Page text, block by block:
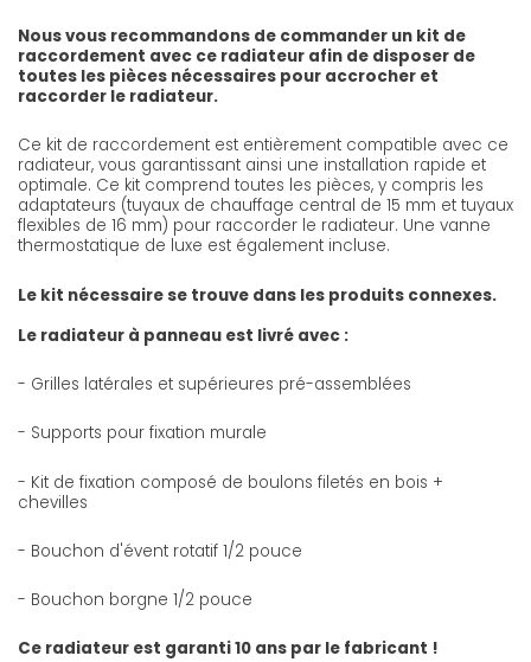
Nous vous recommandons de commander un kit de
raccordement avec ce radiateur afin de disposer de
toutes les pièces nécessaires pour accrocher et
raccorder le radiateur.
Ce kit de raccordement est entièrement compatible avec ce
radiateur, vous garantissant ainsi une installation rapide et
optimale. Ce kit comprend toutes les pièces, y compris les
adaptateurs (tuyaux de chauffage central de 15 mm et tuyaux
flexibles de 16 mm) pour raccorder le radiateur. Une vanne
thermostatique de luxe est également incluse.
Le kit nécessaire se trouve dans les produits connexes.
Le radiateur à panneau est livré avec :
- Grilles latérales et supérieures pré-assemblées
- Supports pour fixation murale
- Kit de fixation composé de boulons filetés en bois +
chevilles
- Bouchon d'évent rotatif 1/2 pouce
- Bouchon borgne 1/2 pouce
Ce radiateur est garanti 10 ans par le fabricant !